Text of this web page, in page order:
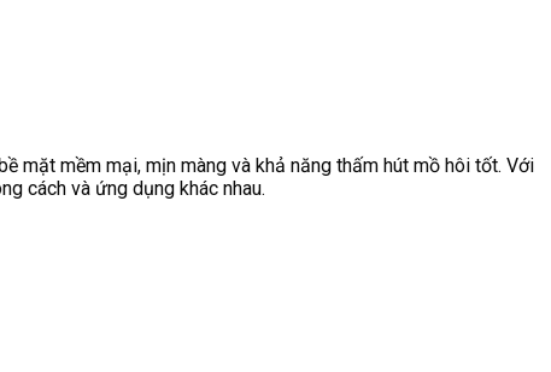
mặt mềm mại, mịn màng và khả năng thấm hút mồ hôi tốt. Với
cách và ứng dụng khác nhau.